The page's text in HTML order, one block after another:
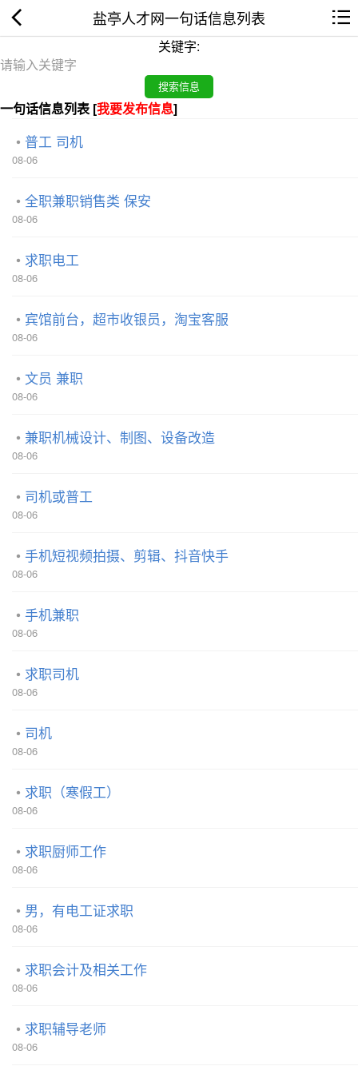
盐亭人才网一句话信息列表
关键字:
一句话信息列表 [我要发布信息]
普工 司机
08-06
全职兼职销售类 保安
08-06
求职电工
08-06
宾馆前台，超市收银员，淘宝客服
08-06
文员 兼职
08-06
兼职机械设计、制图、设备改造
08-06
司机或普工
08-06
手机短视频拍摄、剪辑、抖音快手
08-06
手机兼职
08-06
求职司机
08-06
司机
08-06
求职（寒假工）
08-06
求职厨师工作
08-06
男，有电工证求职
08-06
求职会计及相关工作
08-06
求职辅导老师
08-06